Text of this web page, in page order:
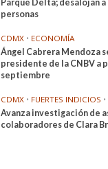
Parque Delta; desalojan a
personas
CDMX • ECONOMÍA
Ángel Cabrera Mendoza
presidente de la CNBV a
septiembre
CDMX • FUERTES INDICIOS •
Avanza investigación de
colaboradores de Clara